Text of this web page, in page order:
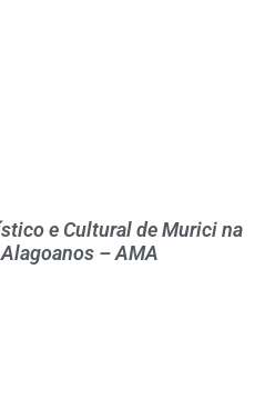
e Cultural de Murici na
– AMA